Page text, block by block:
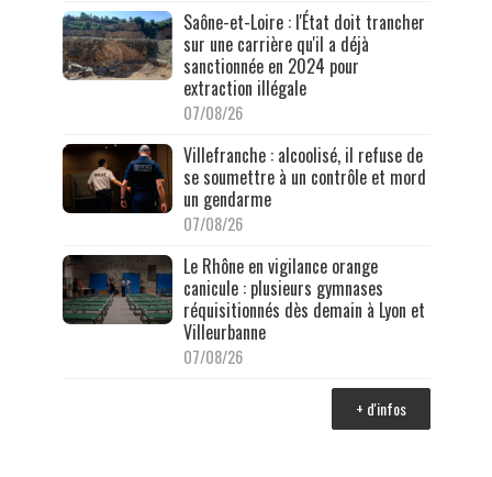
Saône-et-Loire : l'État doit trancher
sur une carrière qu'il a déjà
sanctionnée en 2024 pour
extraction illégale
07/08/26
Villefranche : alcoolisé, il refuse de
se soumettre à un contrôle et mord
un gendarme
07/08/26
Le Rhône en vigilance orange
canicule : plusieurs gymnases
réquisitionnés dès demain à Lyon et
Villeurbanne
07/08/26
+ d'infos